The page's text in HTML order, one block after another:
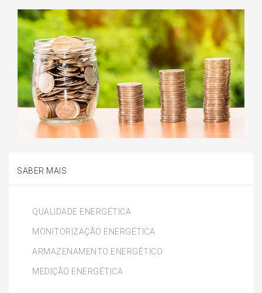
SABER MAIS
QUALIDADE ENERGÉTICA
MONITORIZAÇÃO ENERGÉTICA
ARMAZENAMENTO ENERGÉTICO
MEDIÇÃO ENERGÉTICA